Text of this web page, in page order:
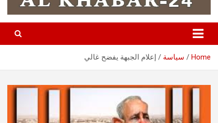
Home سياسة إعلام الجبهة يفضح غالي